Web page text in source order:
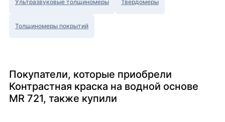
Ультразвуковые толщиномеры Твердомеры
Толщиномеры покрытий
Покупатели, которые приобрели
Контрастная краска на водной основе
MR 721, также купили